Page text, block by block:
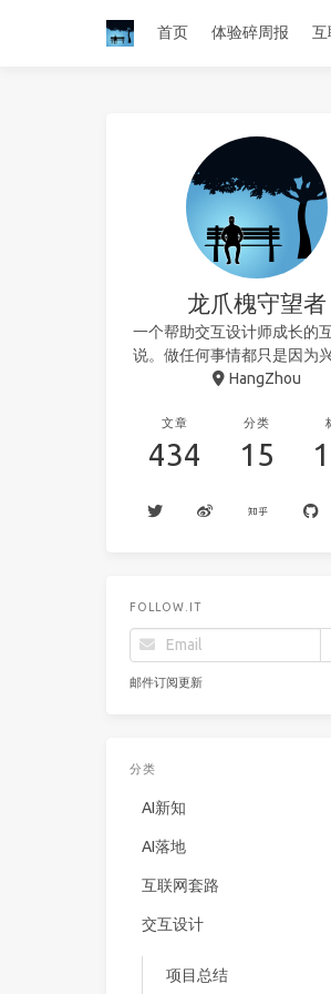
首页 体验碎周报 互
龙爪槐守望者
一个帮助交互设计师成长的
说。做任何事情都只是因为
HangZhou
文章
434
分类
15
FOLLOW.IT
邮件订阅更新
分类
AI新知
AI落地
互联网套路
交互设计
项目总结